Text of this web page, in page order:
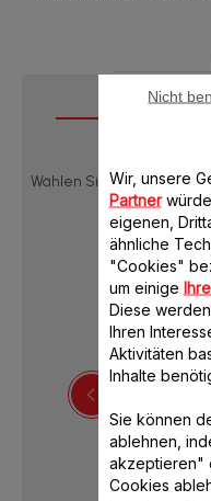
Wählen Sie eineWir, unsere
Partner
eigenen,
ähnliche
"Cookies"
um einige
Diese
Ihren
Aktivitäten
Inhalte
Sie können
ablehnen,
akzeptieren"
Cookies
Nicht